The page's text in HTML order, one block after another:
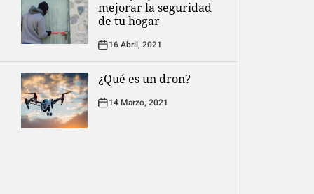
mejorar la seguridad
de tu hogar
16 Abril, 2021
¿Qué es un dron?
14 Marzo, 2021